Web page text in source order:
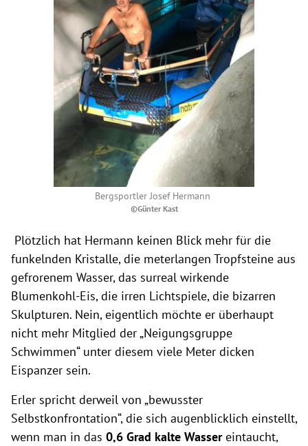
Bergsportler Josef Hermann
©Günter Kast
Plötzlich hat Hermann keinen Blick mehr für die
funkelnden Kristalle, die meterlangen Tropfsteine aus
gefrorenem Wasser, das surreal wirkende
Blumenkohl-Eis, die irren Lichtspiele, die bizarren
Skulpturen. Nein, eigentlich möchte er überhaupt
nicht mehr Mitglied der „Neigungsgruppe
Schwimmen“ unter diesem viele Meter dicken
Eispanzer sein.
Erler spricht derweil von „bewusster
Selbstkonfrontation“, die sich augenblicklich einstellt,
wenn man in das 0,6 Grad kalte Wassereintaucht,